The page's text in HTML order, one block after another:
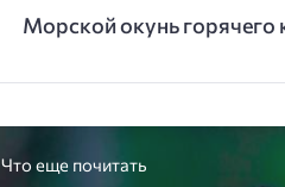
Морской окунь горячего
Что еще почитать